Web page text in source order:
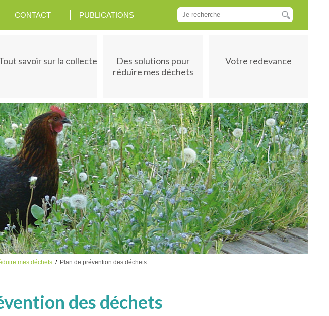
CONTACT PUBLICATIONS
savoir sur la collecte
Des solutions pour
réduire mes déchets
Votre redevance
mes déchets / Plan de prévention des déchets
des déchets